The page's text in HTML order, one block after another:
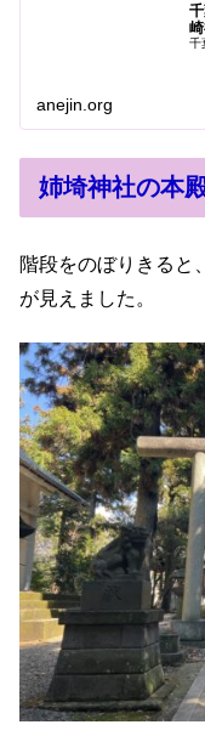
千
anejin.org
姉埼神社の本
階段をのぼりきると
が見えました。